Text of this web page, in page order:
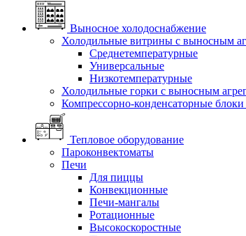
Выносное холодоснабжение
Холодильные витрины с выносным
Среднетемпературные
Универсальные
Низкотемпературные
Холодильные горки с выносным
Компрессорно-конденсаторные
Тепловое оборудование
Пароконвектоматы
Печи
Для пиццы
Конвекционные
Печи-мангалы
Ротационные
Высокоскоростные